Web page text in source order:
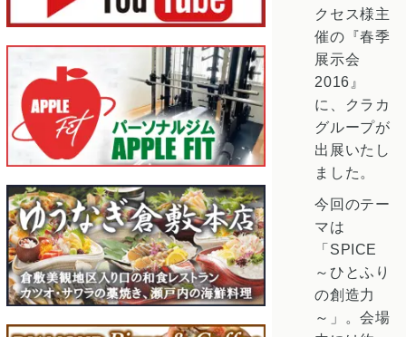
クセス様主
催の『春季
展示会
2016』
に、クラカ
グループが
出展いたし
ました。
今回のテー
マは
「SPICE
～ひとふり
の創造力
～」。会場